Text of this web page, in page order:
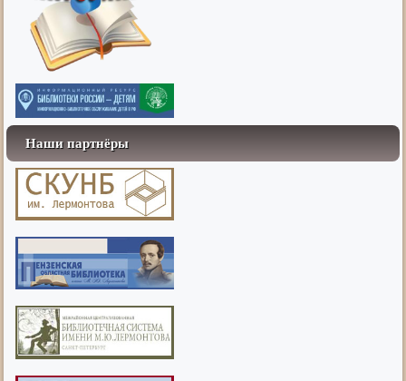
Наши партнёры